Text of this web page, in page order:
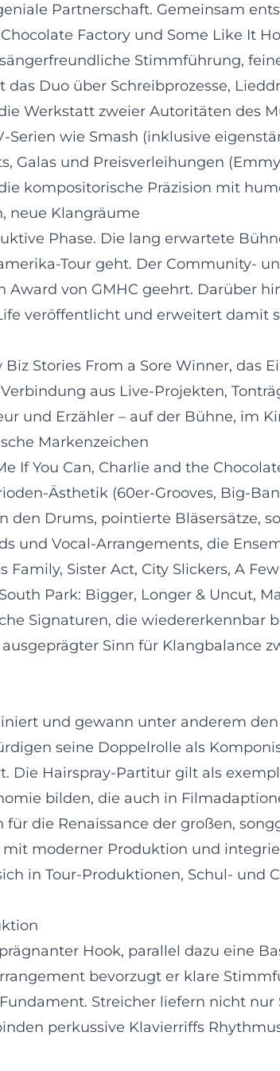
Partnerschaft. Gemeinsam
Factory und Some Like It
Stimmführung,
Duo über Schreibprozesse,
Werkstatt zweier Autoritäten des
wie Smash (inklusive
Galas und Preisverleihungen
kompositorische Präzision mit
neue Klangräume
Phase. Die lang erwartete
Tour geht. Der Community-
von GMHC geehrt. Darüber
veröffentlicht und erweitert damit
Stories From a Sore Winner, das
aus Live-Projekten,
und Erzähler – auf der Bühne, im
Markenzeichen
If You Can, Charlie and the
Ästhetik (60er-Grooves, Big-
den Drums, pointierte Bläsersätze,
und Vocal-Arrangements, die
Sister Act, City Slickers, A
Park: Bigger, Longer & Uncut,
Signaturen, die wiedererkennbar
Sinn für Klangbalance
und gewann unter anderem
seine Doppelrolle als
Hairspray-Partitur gilt als
bilden, die auch in
die Renaissance der großen,
moderner Produktion und
in Tour-Produktionen, Schul- und
Hook, parallel dazu eine
bevorzugt er klare
Streicher liefern nicht
perkussive Klavierriffs